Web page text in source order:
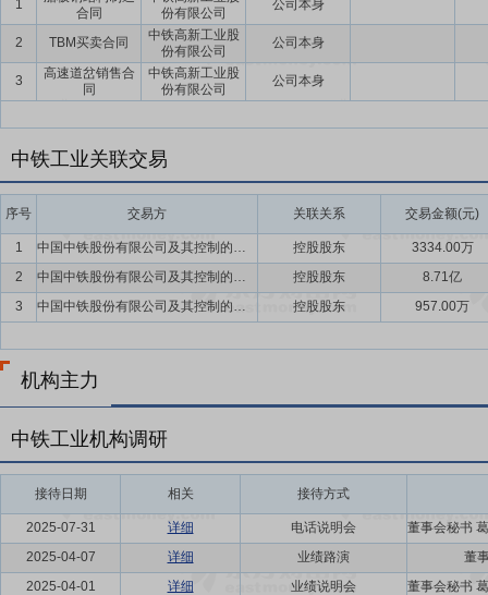
国务院国资委《关于印发创建世界一流示范企业和专精特新示范企业
特新示范企业”名单。公司将按照国务院国资委的工作部署,深入做好
特色明显”的世界一流专精特新企业。
1
合同
份有限公司
公司本身
2 TBM买卖合同
中铁高新工业股
份有限公司
公司本身
3
高速道岔销售合
同
中铁高新工业股
份有限公司
公司本身
中铁工业关联交易
序号 交易方 关联关系 交易金额(元)
1 中国中铁股份有限公司及其控制的其他企业 控股股东
3334.00万
2
中国中铁股份有限公司及其控制的其他企业 控股股东
8.71亿
3
中国中铁股份有限公司及其控制的其他企业 控股股东 957.00万
机构主力
中铁工业机构调研
接待日期 相关 接待方式
2025-07-31 详细
电话说明会
2025-04-07
详细 业绩路演
董
2025-04-01
详细 业绩说明会